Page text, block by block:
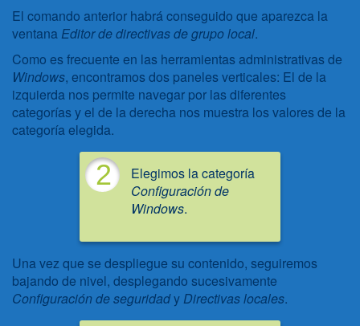
El comando anterior habrá conseguido que aparezca la
ventanaEditor de directivas de grupo local.
Como es frecuente en las herramientas administrativas de
Windows, encontramos dos paneles verticales: El de la
izquierda nos permite navegar por las diferentes
categorías y el de la derecha nos muestra los valores de la
categoría elegida.
2
Elegimos la categoría
Configuración de
Windows.
Una vez que se despliegue su contenido, seguiremos
bajando de nivel, desplegando sucesivamente
Configuración de seguridadyDirectivas locales.